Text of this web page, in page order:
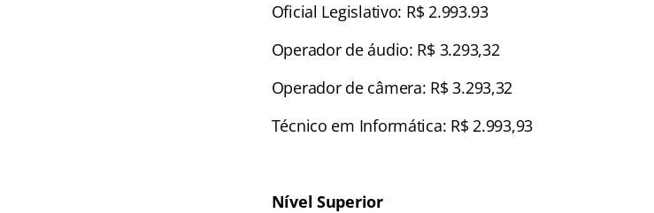
Oficial Legislativo: R$ 2.993.93
Operador de áudio: R$ 3.293,32
Operador de câmera: R$ 3.293,32
Técnico em Informática: R$ 2.993,93
Nível Superior